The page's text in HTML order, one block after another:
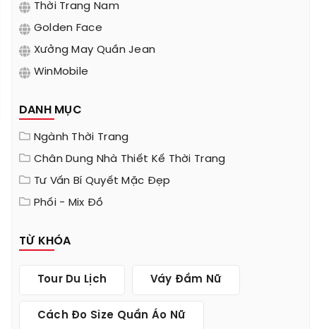
Thời Trang Nam
Golden Face
Xưởng May Quần Jean
WinMobile
DANH MỤC
Ngành Thời Trang
Chân Dung Nhà Thiết Kế Thời Trang
Tư Vấn Bí Quyết Mặc Đẹp
Phối - Mix Đồ
TỪ KHÓA
Tour Du Lịch Váy Đầm Nữ
Cách Đo Size Quần Áo Nữ